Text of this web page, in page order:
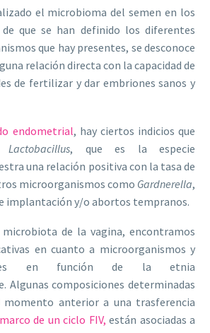
el microbioma del semen en los
que se han definido los diferentes
que hay presentes, se desconoce
relación directa con la capacidad de
de fertilizar y dar embriones sanos y
endometrial, hay ciertos indicios que
Lactobacillus, que es la especie
una relación positiva con la tasa de
microorganismos como Gardnerella,
implantación y/o abortos tempranos.
de la vagina, encontramos
en cuanto a microorganismos y
en función de la etnia
Algunas composiciones determinadas
anterior a una trasferencia
marco de un ciclo FIV, están asociadas a